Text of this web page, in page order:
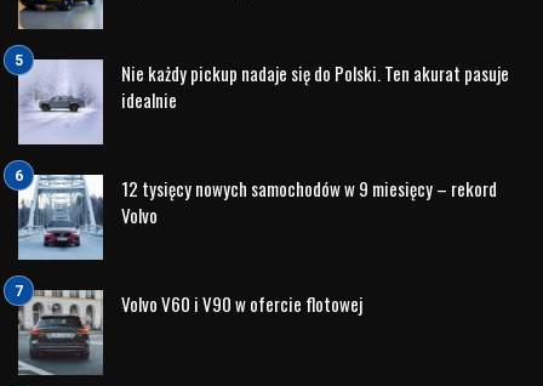
Nie każdy pickup nadaje się do Polski. Ten akurat pasuje
idealnie
12 tysięcy nowych samochodów w 9 miesięcy – rekord
Volvo
Volvo V60 i V90 w ofercie flotowej